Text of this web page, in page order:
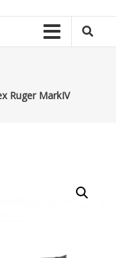
Ruger MarkIV